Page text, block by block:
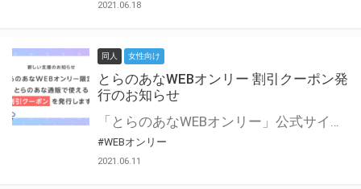
2021.06.18
同人 女性向け
とらのあなWEBオンリー 割引クーポン発
行のお知らせ
「とらのあなWEBオンリー」公式サイトでとらのあな通販の「割引クーポン」を配布中！ イベントごとに開催当日限定で使える割引クーポンのシリアルコードを発行します。 とらのあなWEBオンリーのページをチェックして、イベント当日にお得にお買い物を楽しみましょう♪ ※本キャンペーンは予告なく終了する場合がございます。 とらのあなWEBオンリーサイトはこちら
#WEBオンリー
2021.06.11